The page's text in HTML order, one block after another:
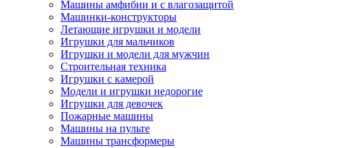
Машины амфибии и с влагозащитой
Машинки-конструкторы
Летающие игрушки и модели
Игрушки для мальчиков
Игрушки и модели для мужчин
Строительная техника
Игрушки с камерой
Модели и игрушки недорогие
Игрушки для девочек
Пожарные машины
Машины на пульте
Машины трансформеры